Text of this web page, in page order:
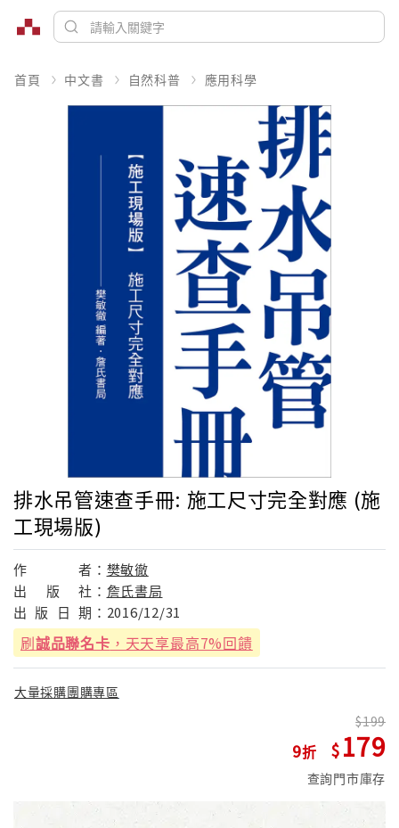
首頁 中文書 自然科普 應用科學
排水吊管速查手冊: 施工尺寸完全對應 (施
工現場版)
作 者： 樊敏徹
出
版 社： 詹氏書局
出 版 日 期： 2016/12/31
刷誠品聯名卡 ，天天享最高7%回饋
大量採購團購專區
9
199
179
查詢門市庫存